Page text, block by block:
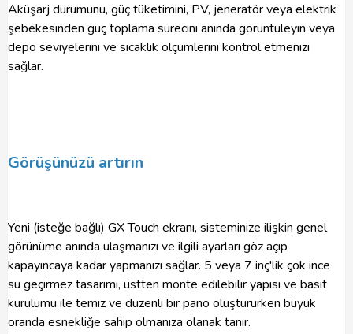
Aküşarj durumunu, güç tüketimini, PV, jeneratör veya elektrik
şebekesinden güç toplama sürecini anında görüntüleyin veya
depo seviyelerini ve sıcaklık ölçümlerini kontrol etmenizi
sağlar.
Görüşünüzü artırın
Yeni (isteğe bağlı) GX Touch ekranı, sisteminize ilişkin genel
görünüme anında ulaşmanızı ve ilgili ayarları göz açıp
kapayıncaya kadar yapmanızı sağlar. 5 veya 7 inç'lik çok ince
su geçirmez tasarımı, üstten monte edilebilir yapısı ve basit
kurulumu ile temiz ve düzenli bir pano oluştururken büyük
oranda esnekliğe sahip olmanıza olanak tanır.